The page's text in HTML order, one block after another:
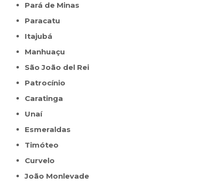
Pará de Minas
Paracatu
Itajubá
Manhuaçu
São João del Rei
Patrocínio
Caratinga
Unaí
Esmeraldas
Timóteo
Curvelo
João Monlevade